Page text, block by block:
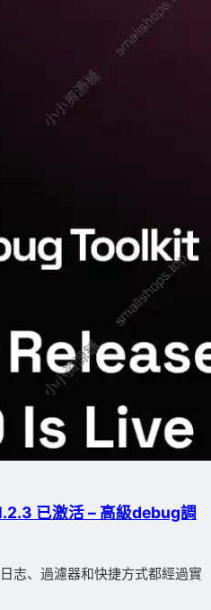
已激活 – 高級debug調
志、過濾器和快捷方式都經過實